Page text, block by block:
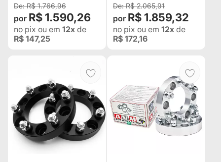
R$ 1.766,96
R$ 1.590,26
no pix ou em 12x de
R$ 147,25
R$ 2.065,91
R$ 1.859,32
no pix ou em 12x de
R$ 172,16